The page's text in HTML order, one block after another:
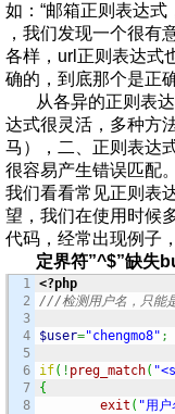
如：“邮箱正则表达
，我们发现一个很有
各样，url正则表达式
确的，到底那个是正
从各异的正则表
达式很灵活，多种方
马），二、正则表达
很容易产生错误匹配
我们看看常见正则表
望，我们在使用时候
代码，经常出现例子
定界符”^$”缺失
1
2
3
4
5
6
7
8
<?php
///检测用户名，只能
$user="chengmo8" ;
if( ! preg_match(
{
exit ( "用户